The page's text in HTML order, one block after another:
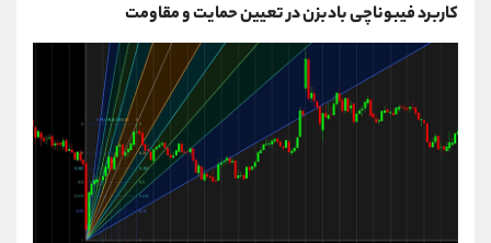
کاربرد فیبوناچی بادبزن در تعیین حمایت و مقاومت